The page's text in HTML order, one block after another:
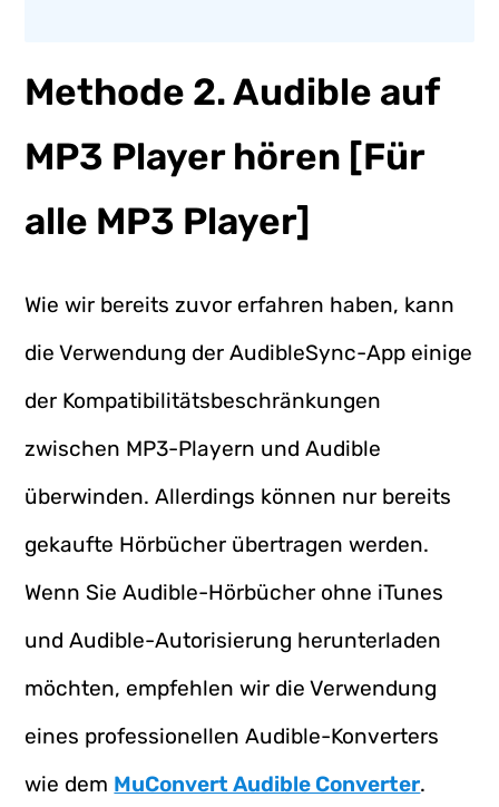
Methode 2. Audible auf
MP3 Player hören [Für
alle MP3 Player]
Wie wir bereits zuvor erfahren haben, kann
die Verwendung der AudibleSync-App einige
der Kompatibilitätsbeschränkungen
zwischen MP3-Playern und Audible
überwinden. Allerdings können nur bereits
gekaufte Hörbücher übertragen werden.
Wenn Sie Audible-Hörbücher ohne iTunes
und Audible-Autorisierung herunterladen
möchten, empfehlen wir die Verwendung
eines professionellen Audible-Konverters
wie dem MuConvert Audible Converter.